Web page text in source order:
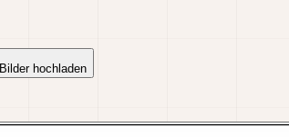
Bilder hochladen